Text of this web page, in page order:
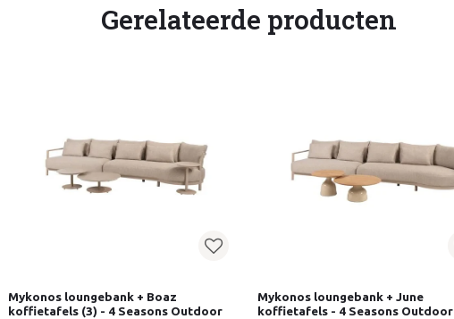
Gerelateerde producten
Mykonos loungebank + Boaz
koffietafels (3) - 4 Seasons Outdoor
Mykonos loungebank + June
koffietafels - 4 Seasons Outdoor